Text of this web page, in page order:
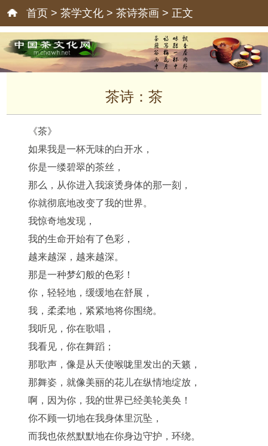
首页 > 茶学文化 > 茶诗茶画 > 正文
茶诗：茶
《茶》
如果我是一杯无味的白开水，
你是一缕碧翠的茶丝，
那么，从你进入我滚烫身体的那一刻，
你就彻底地改变了我的世界。
我惊奇地发现，
我的生命开始有了色彩，
越来越深，越来越深。
那是一种梦幻般的色彩！
你，轻轻地，缓缓地在舒展，
我，柔柔地，紧紧地将你围绕。
我听见，你在歌唱，
我看见，你在舞蹈；
那歌声，像是从天使喉咙里发出的天籁，
那舞姿，就像美丽的花儿在纵情地绽放，
啊，因为你，我的世界已经美轮美奂！
你不顾一切地在我身体里沉坠，
而我也依然默默地在你身边守护，环绕。